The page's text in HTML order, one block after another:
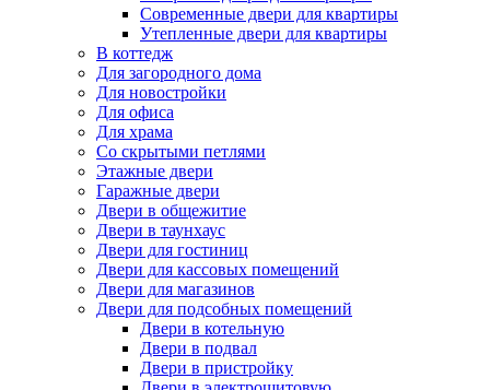
Современные двери для квартиры
Утепленные двери для квартиры
В коттедж
Для загородного дома
Для новостройки
Для офиса
Для храма
Со скрытыми петлями
Этажные двери
Гаражные двери
Двери в общежитие
Двери в таунхаус
Двери для гостиниц
Двери для кассовых помещений
Двери для магазинов
Двери для подсобных помещений
Двери в котельную
Двери в подвал
Двери в пристройку